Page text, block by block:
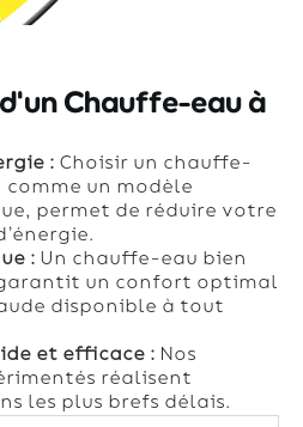
Chauffe-eau à
:Choisir un chauffe-
un modèle
permet de réduire votre
:Un chauffe-eau bien
un confort optimal
disponible à tout
et efficace :Nos
réalisent
les plus brefs délais.